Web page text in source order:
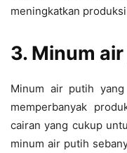
meningkatkan produksi
3. Minum
Minum air putih
memperbanyak
cairan yang cukup
minum air putih